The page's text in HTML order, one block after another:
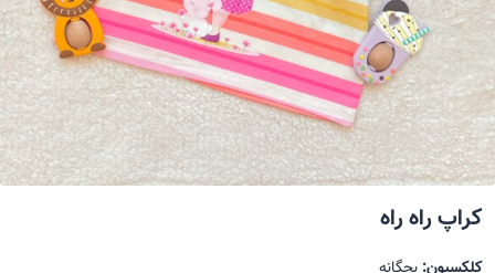
کراپ راه راه
کلکسیون: بچگانه